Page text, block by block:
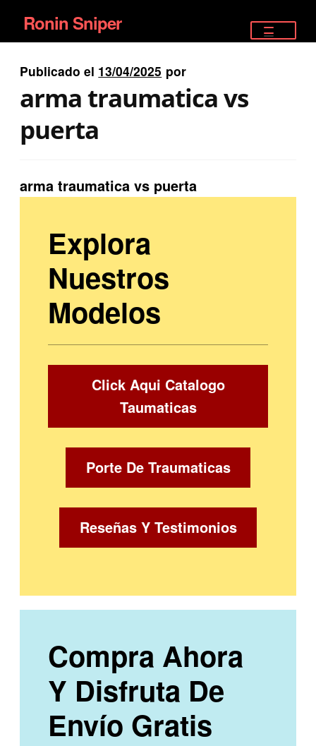
Ir
a
la
navegación
Ir
al
contenido
Ronin Sniper
SATELITALES
Publicado el 13/04/2025 por
arma traumatica vs
puerta
arma traumatica vs puerta
Explora
Nuestros
Modelos
Click Aqui Catalogo
Taumaticas
Porte De Traumaticas
Reseñas Y Testimonios
Compra Ahora
Y Disfruta De
Envío Gratis